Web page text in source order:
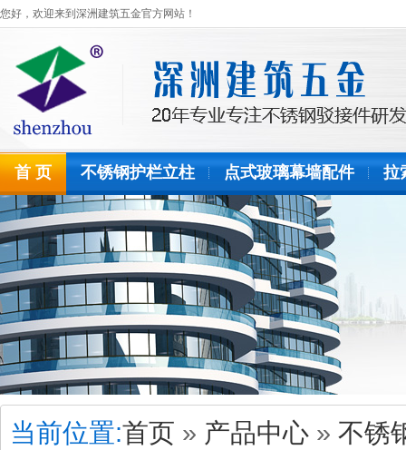
您好，欢迎来到深洲建筑五金官方网站！
首 页 不锈钢护栏立柱 点式玻璃幕墙配件 拉
当前位置:首页 » 产品中心 » 不锈